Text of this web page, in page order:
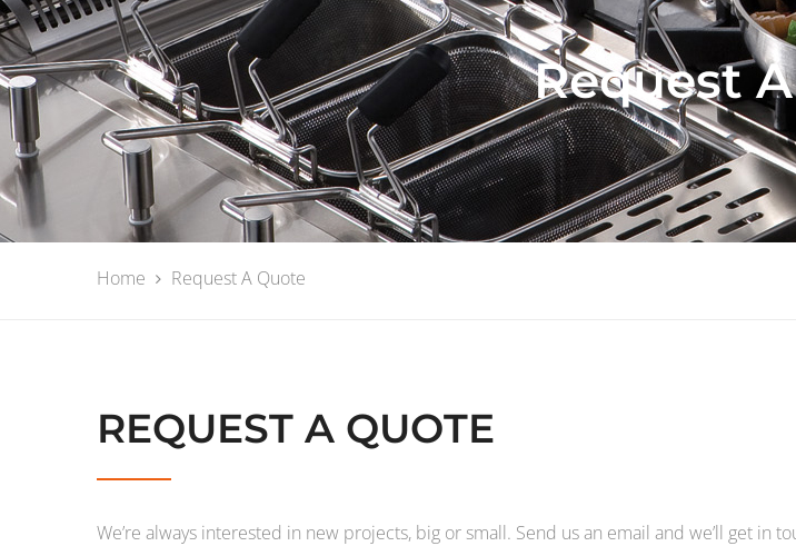
Request
Home Request A Quote
REQUEST A QUOTE
We’re always interested in new projects, big or small. Send us an email and we’ll get in